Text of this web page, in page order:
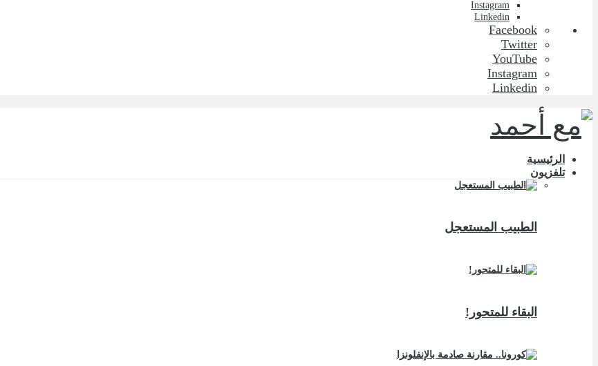
Instagram
Linkedin
Facebook
Twitter
YouTube
Instagram
Linkedin
الرئيسية
تلفزيون
الطبيب المستعجل
البقاء للمتحور!